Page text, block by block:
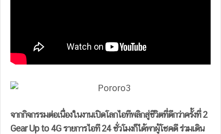
จากกิจกรรมต่อเนื่องในงานเปิดโลกไอทีพลิกสู่ชีวิตที่ดีกว่าครั้งที่ 2
Gear Up to 4G รายการไอที 24 ชั่วโมงก็ได้พาผู้โชคดี ร่วมเดิน